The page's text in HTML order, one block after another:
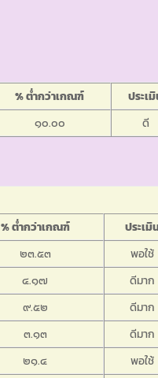
% ต่ำกว่าเกณฑ์
ประเ
๑๐.๐๐ ดี
% ต่ำกว่าเกณฑ์
ประเมิ
๒๓.๕๓
พอใช้
๔.๑๗
ดีมาก
๙.๕๒
ดีมาก
๓.๑๓
ดีมาก
๒๑.๔
พอใช้